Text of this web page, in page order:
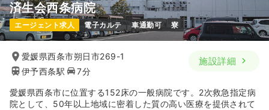
済生会西条病院
エージェント求人 電子カルテ 車通勤可 寮
愛媛県西条市朔日市269-1
伊予西条駅
7分
施設詳細
愛媛県西条市に位置する152床の一般病院です。2次救急指定病
院として、50年以上地域に密着した質の高い医療を提供されて